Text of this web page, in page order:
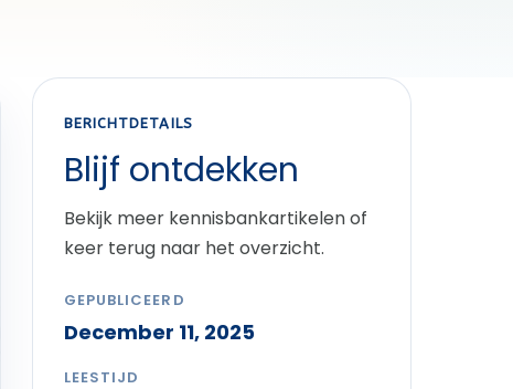
BERICHTDETAILS
Blijf ontdekken
Bekijk meer kennisbankartikelen of
keer terug naar het overzicht.
GEPUBLICEERD
December 11, 2025
LEESTIJD